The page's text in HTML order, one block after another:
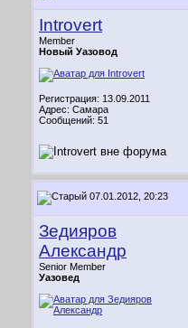
Introvert
Member
Новый Уазовод
Регистрация: 13.09.2011
Адрес: Самара
Сообщений: 51
07.01.2012, 20:23
Зедияров
Александр
Senior Member
Уазовед